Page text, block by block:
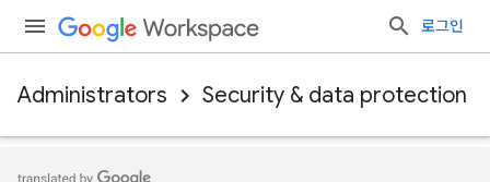
로그인
Administrators Security & data protection